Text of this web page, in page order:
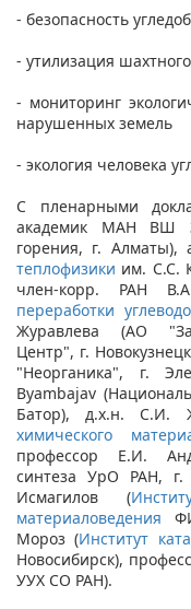
- безопасность
- утилизация
- мониторинг
нарушенных земель
- экология человека
С пленарными
академик МАН ВШ
горения, г. Алматы),
теплофизики им. С.С.
член-корр. РАН
переработки
Журавлева (АО
Центр", г.
"Неорганика", г.
Byambajav
Батор), д.х.н. С.И.
химического
профессор Е.И.
синтеза УрО РАН, г.
Исмагилов (
материаловедения
Мороз (Институт
Новосибирск),
УУХ СО РАН).